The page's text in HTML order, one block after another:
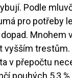
Podle
pro potřeby
Mnohem
vyšším
v přepočtu
pouhých 5,3